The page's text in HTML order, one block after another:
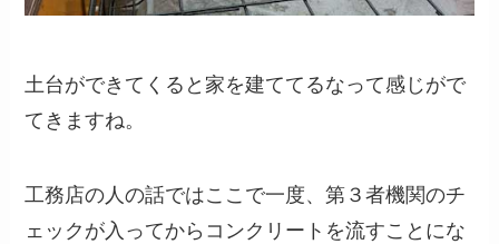
土台ができてくると家を建ててるなって感じがで
てきますね。
工務店の人の話ではここで一度、第３者機関のチ
ェックが入ってからコンクリートを流すことにな